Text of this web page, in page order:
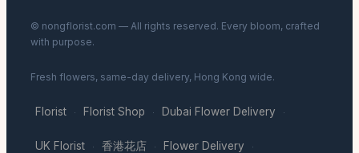
© nongflorist.com — All rights reserved. Every bloom, crafted
with purpose.
Fresh flowers, same-day delivery, Hong Kong wide.
Florist · Florist Shop · Dubai Flower Delivery ·
UK Florist · 香港花店 · Flower Delivery ·